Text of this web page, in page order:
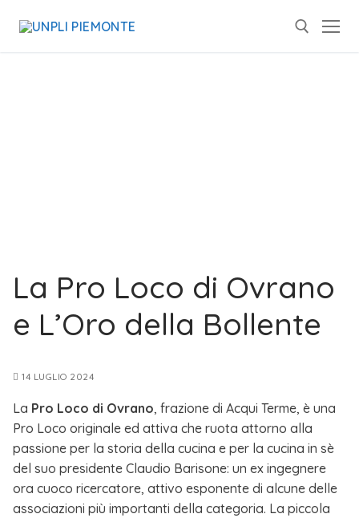
La Pro Loco di Ovrano
e L’Oro della Bollente
14 LUGLIO 2024
La Pro Loco di Ovrano, frazione di Acqui Terme, è una
Pro Loco originale ed attiva che ruota attorno alla
passione per la storia della cucina e per la cucina in sè
del suo presidente Claudio Barisone: un ex ingegnere
ora cuoco ricercatore, attivo esponente di alcune delle
associazioni più importanti della categoria. La piccola